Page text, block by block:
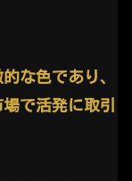
な色であり、
で活発に取引